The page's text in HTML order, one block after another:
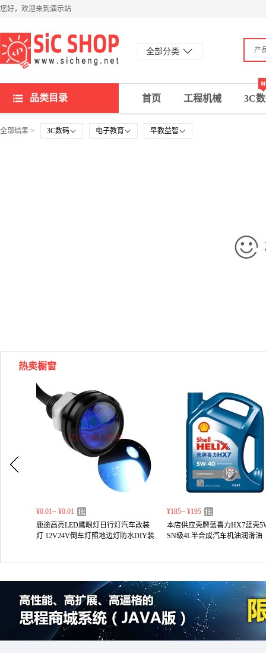
您好，欢迎来到演示站
全部分类 产
品类目录 首页 工程机械 3C
全部结果 > 3C数码 电子教育 早教益智
热卖橱窗
¥0.01~ ¥0.01
鹿途高亮LED鹰眼灯日行灯汽车改装
灯 12V24V倒车灯照地边灯防水DIY装
¥185~ ¥195
本店供应壳牌蓝喜力HX7蓝壳
SN级4L半合成汽车机油润滑油